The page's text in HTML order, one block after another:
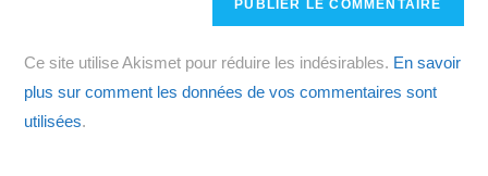
(facultatif)
Ce site utilise Akismet pour réduire les indésirables. En savoir
plus sur comment les données de vos commentaires sont
utilisées.